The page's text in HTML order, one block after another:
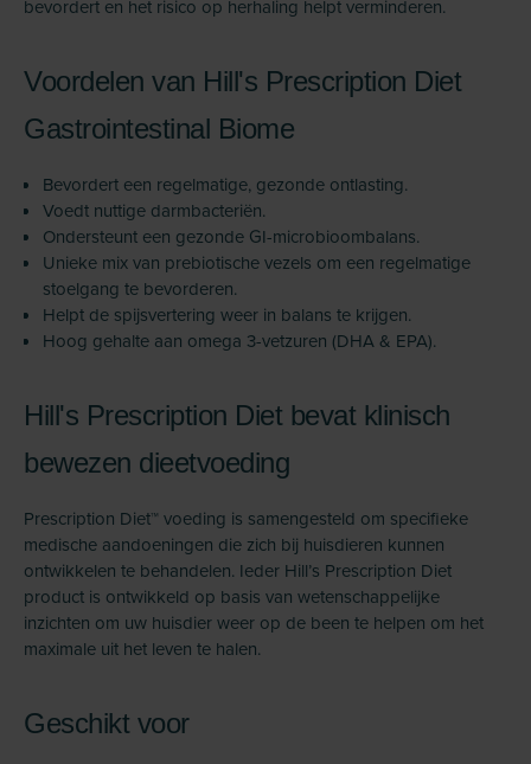
bevordert en het risico op herhaling helpt verminderen.
Voordelen van Hill's Prescription Diet
Gastrointestinal Biome
Bevordert een regelmatige, gezonde ontlasting.
Voedt nuttige darmbacteriën.
Ondersteunt een gezonde GI-microbioombalans.
Unieke mix van prebiotische vezels om een regelmatige
stoelgang te bevorderen.
Helpt de spijsvertering weer in balans te krijgen.
Hoog gehalte aan omega 3-vetzuren (DHA & EPA).
Hill's Prescription Diet bevat klinisch
bewezen dieetvoeding
Prescription Diet™ voeding is samengesteld om specifieke
medische aandoeningen die zich bij huisdieren kunnen
ontwikkelen te behandelen. Ieder Hill’s Prescription Diet
product is ontwikkeld op basis van wetenschappelijke
inzichten om uw huisdier weer op de been te helpen om het
maximale uit het leven te halen.
Geschikt voor